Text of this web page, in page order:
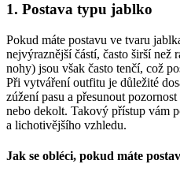
1. Postava typu jablko
Pokud máte postavu ve tvaru
nejvýraznější částí, často širší než
nohy) jsou však často tenčí, což
Při vytváření outfitu je důležité
zúžení pasu a přesunout
nebo dekolt. Takový přístup vám
a lichotivějšího vzhledu.
Jak se obléci, pokud máte